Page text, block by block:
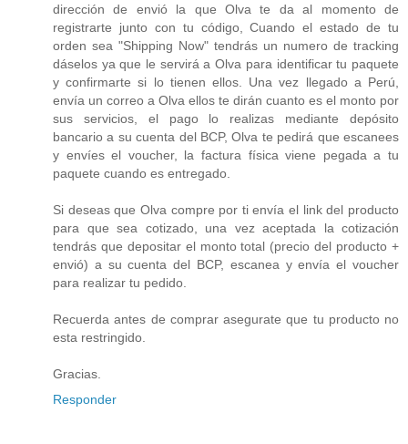
dirección de envió la que Olva te da al momento de
registrarte junto con tu código, Cuando el estado de tu
orden sea "Shipping Now" tendrás un numero de tracking
dáselos ya que le servirá a Olva para identificar tu paquete
y confirmarte si lo tienen ellos. Una vez llegado a Perú,
envía un correo a Olva ellos te dirán cuanto es el monto por
sus servicios, el pago lo realizas mediante depósito
bancario a su cuenta del BCP, Olva te pedirá que escanees
y envíes el voucher, la factura física viene pegada a tu
paquete cuando es entregado.
Si deseas que Olva compre por ti envía el link del producto
para que sea cotizado, una vez aceptada la cotización
tendrás que depositar el monto total (precio del producto +
envió) a su cuenta del BCP, escanea y envía el voucher
para realizar tu pedido.
Recuerda antes de comprar asegurate que tu producto no
esta restringido.
Gracias.
Responder